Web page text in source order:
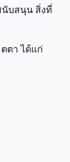
นับสนุน สิ่งที่
ตา ได้แก่